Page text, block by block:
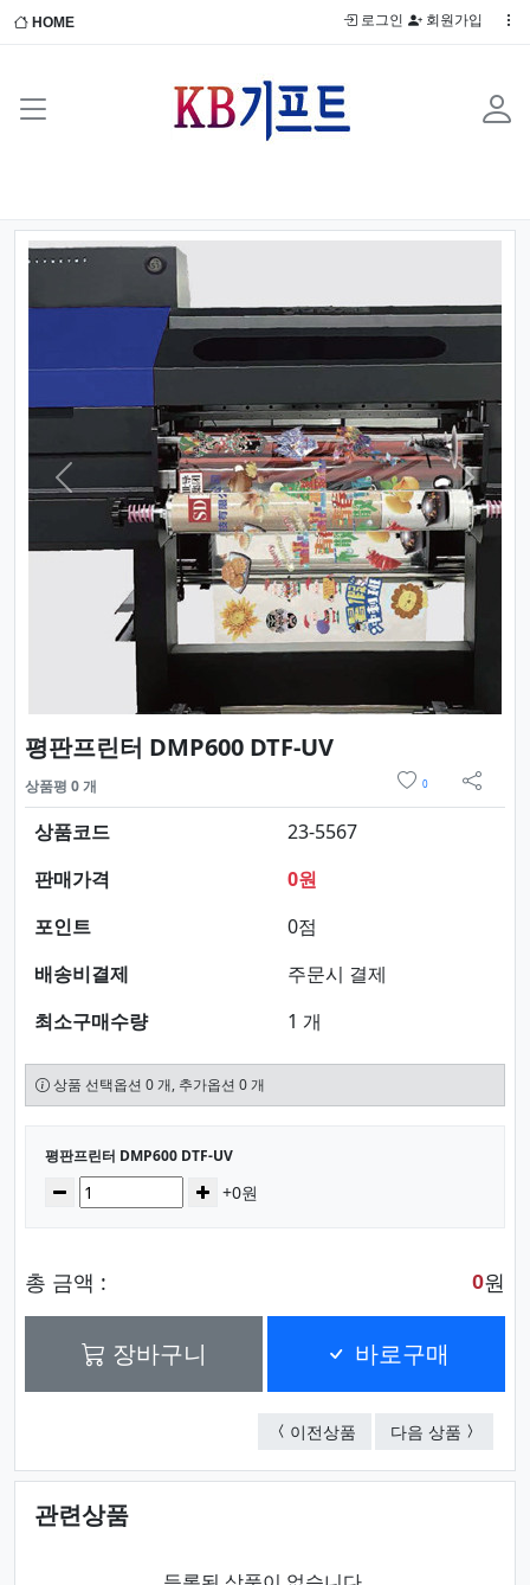
HOME 로그인 회원가입
Previous Next
평판프린터 DMP600 DTF-UV요약정보 및 구매
상품평 0 개 0
sns 공
상품코드
23-5567
판매가격
0원
포인트
0점
배송비결제
주문시 결제
최소구매수량
1 개
상품 선택옵션 0 개, 추가옵션 0 개
선택된 옵션
평판프린터 DMP600 DTF-UV
수량감소 증가+0원
총 금액 : 0원
장바구니 바로구매
이전상품 칼라명찰(별사이즈)
다음 상품 평판프
관련상품